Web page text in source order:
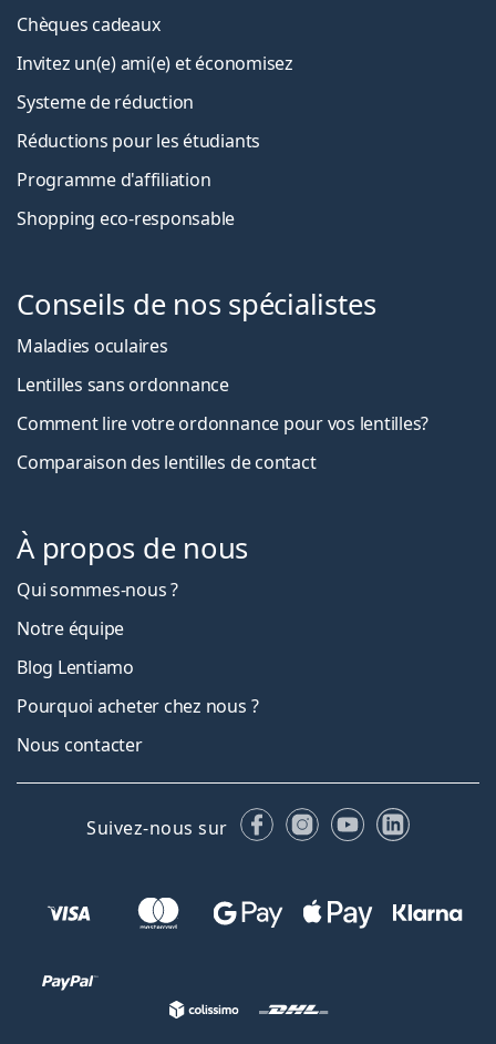
Chèques cadeaux
Invitez un(e) ami(e) et économisez
Systeme de réduction
Réductions pour les étudiants
Programme d'affiliation
Shopping eco-responsable
Conseils de nos spécialistes
Maladies oculaires
Lentilles sans ordonnance
Comment lire votre ordonnance pour vos lentilles?
Comparaison des lentilles de contact
À propos de nous
Qui sommes-nous ?
Notre équipe
Blog Lentiamo
Pourquoi acheter chez nous ?
Nous contacter
Suivez-nous sur FacebookInstagram
YouTubeLinkedIn